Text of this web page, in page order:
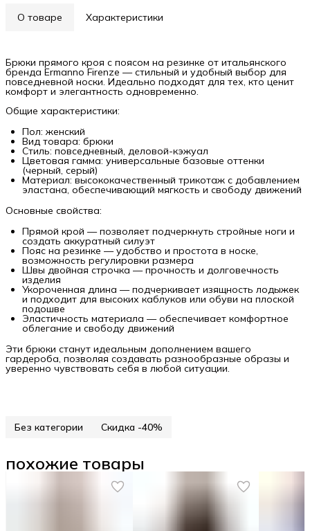
О товаре Характеристики
Брюки прямого кроя с поясом на резинке от итальянского
бренда Ermanno Firenze — стильный и удобный выбор для
повседневной носки. Идеально подходят для тех, кто ценит
комфорт и элегантность одновременно.
Общие характеристики:
Пол: женский
Вид товара: брюки
Стиль: повседневный, деловой-кэжуал
Цветовая гамма: универсальные базовые оттенки
(черный, серый)
Материал: высококачественный трикотаж с добавлением
эластана, обеспечивающий мягкость и свободу движений
Основные свойства:
Прямой крой — позволяет подчеркнуть стройные ноги и
создать аккуратный силуэт
Пояс на резинке — удобство и простота в носке,
возможность регулировки размера
Швы двойная строчка — прочность и долговечность
изделия
Укороченная длина — подчеркивает изящность лодыжек
и подходит для высоких каблуков или обуви на плоской
подошве
Эластичность материала — обеспечивает комфортное
облегание и свободу движений
Эти брюки станут идеальным дополнением вашего
гардероба, позволяя создавать разнообразные образы и
уверенно чувствовать себя в любой ситуации.
Без категории Скидка -40%
похожие товары